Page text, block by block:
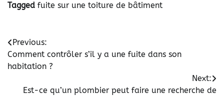
Tagged fuite sur une toiture de bâtiment
Navigation
de
Previous:
Comment contrôler s’il y a une fuite dans son
habitation ?
Next:
Est-ce qu’un plombier peut faire une recherche de